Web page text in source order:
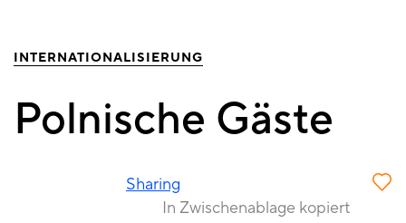
INTERNATIONALISIERUNG
Polnische Gäste
Sharing
In Zwischenablage kopiert